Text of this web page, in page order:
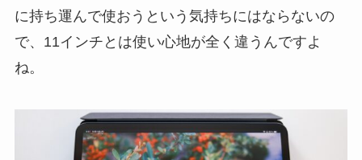
に持ち運んで使おうという気持ちにはならないの
で、11インチとは使い心地が全く違うんですよ
ね。